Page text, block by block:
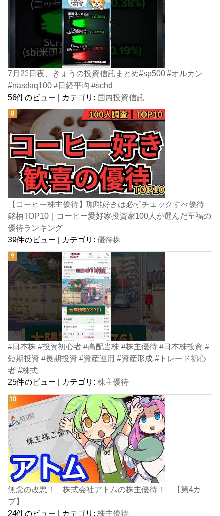
7月23日夜、きょうの投資信託まとめ#sp500 #オルカン
#nasdaq100 #日経平均 #schd
56件のビュー | カテゴリ: 国内投資信託
【コーヒー株主優待】珈琲好きは必ずチェックすべ優待
銘柄TOP10｜コーヒー愛好家投資家100人が選んだ至福の
優待ランキング
39件のビュー | カテゴリ:優待株
#日本株 #投資初心者 #高配当株 #株主優待 #日本株投資 #
短期投資 #長期投資 #資産運用 #資産形成 #トレード初心
者 #株式
25件のビュー | カテゴリ:株主優待
無念の改悪！ 株式会社アトムの株主優待！ 【第4カ
ブ】
24件のビュー | カテゴリ:株主優待